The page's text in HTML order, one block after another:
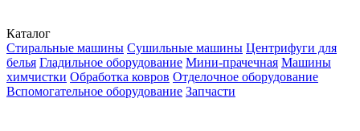
Каталог
Стиральные машины Сушильные машины Центрифуги для
белья Гладильное оборудование Мини-прачечная Машины
химчистки Обработка ковров Отделочное оборудование
Вспомогательное оборудование Запчасти